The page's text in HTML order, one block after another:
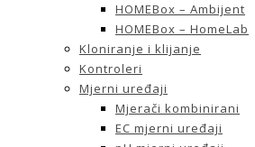
HOMEBox – Ambijent
HOMEBox – HomeLab
Kloniranje i klijanje
Kontroleri
Mjerni uređaji
Mjerači kombinirani
EC mjerni uređaji